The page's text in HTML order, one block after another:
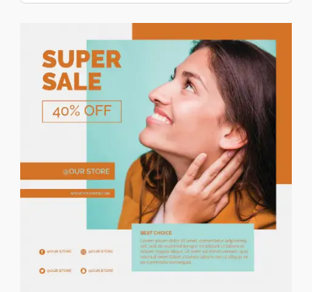
Alquiler De Vacaciones
Alquiler De Casas/pisos
Venta De Casas/piso
Compartidos
Garajes/Trasteros
Locales Y Oficinas
Búsqueda de palabras clave
Anuncios urgentes